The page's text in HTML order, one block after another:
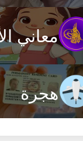
معاني
هجرة